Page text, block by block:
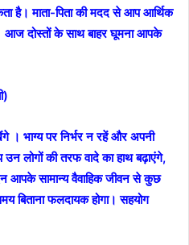
है। माता-पिता की मदद से आप आर्थिक
आज दोस्तों के साथ बाहर घूमना आपके
भाग्य पर निर्भर न रहें और अपनी
लोगों की तरफ वादे का हाथ बढ़ाएंगे,
आपके सामान्य वैवाहिक जीवन से कुछ
बिताना फलदायक होगा। सहयोग